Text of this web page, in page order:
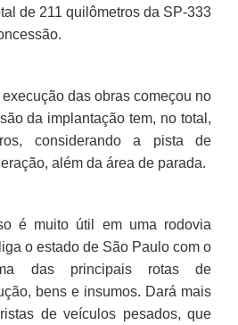
de 211 quilômetros da SP-333
das obras começou no
da implantação tem, no total,
considerando a pista de
além da área de parada.
é muito útil em uma rodovia
o estado de São Paulo com o
das principais rotas de
bens e insumos. Dará mais
de veículos pesados, que